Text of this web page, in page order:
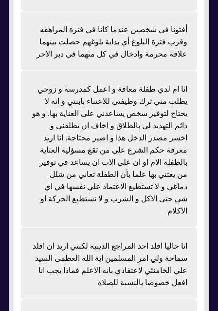
أفتونا في شخصين عندما كانا في فترة المراهقه
وقرب فترة البلوغ أي بداية بلوغهم حصلت بينهما
علاقة محرمة وادخال في كل منهما في دبر الاخر
انا ام لدي طفلة معاقة و اعمل كمدرسة و زوجي
يطلب مني ترك وظيفتي للاعتناء بابنتي و انه لا
يحتاج لتوفير سخص يساعدني على العناية بها. و هو
دائم التهديد لي بالطلاق و اخاف ان يطلقني و
اخسر مصدر الدخل هذا و اصير محتاجة. انا اريد
معرفة حكم الشرع علي من تقع مسؤلية العتاية
بالطفلة الام او ان على الاب ان يساعد في توفير
من يعتني بها علما بأن الطفلة تعاني من شلل
دماغي و لا تستطيع الاعتماد علي نفسها في اي
شي حتى الاكل و الشرب و لا تستطيع الحركة او
الاكلام
انا حاليا اقلد احد المراجع الدينية لكنني اريد ان اقلد
سماحة ولي امر المسلمين اية الله العظمى السيد
علي الخامنئي لاعتقادي بانه الاعلم فماذا يجب انا
افعل خصوصا بالنسبة للصلاة